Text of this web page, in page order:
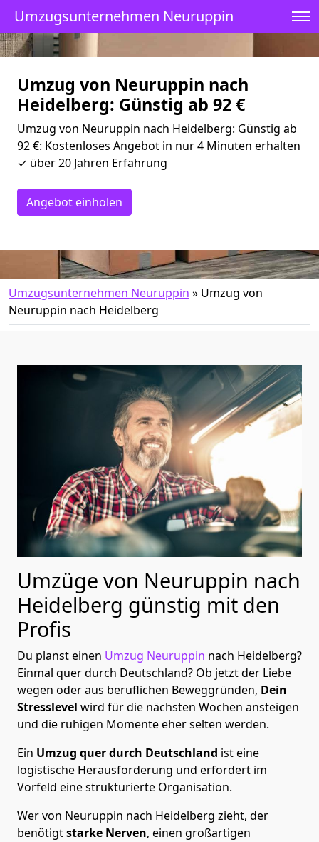
Umzugsunternehmen Neuruppin
Umzug von Neuruppin nach
Heidelberg: Günstig ab 92 €
Umzug von Neuruppin nach Heidelberg: Günstig ab
92 €: Kostenloses Angebot in nur 4 Minuten erhalten
✓ über 20 Jahren Erfahrung
Angebot einholen
Umzugsunternehmen Neuruppin » Umzug von
Neuruppin nach Heidelberg
Umzüge von Neuruppin nach
Heidelberg günstig mit den
Profis
Du planst einen Umzug Neuruppin nach Heidelberg?
Einmal quer durch Deutschland? Ob jetzt der Liebe
wegen oder aus beruflichen Beweggründen, Dein
Stresslevel wird für die nächsten Wochen ansteigen
und die ruhigen Momente eher selten werden.
Ein Umzug quer durch Deutschland ist eine
logistische Herausforderung und erfordert im
Vorfeld eine strukturierte Organisation.
Wer von Neuruppin nach Heidelberg zieht, der
benötigtstarke Nerven, einen großartigen